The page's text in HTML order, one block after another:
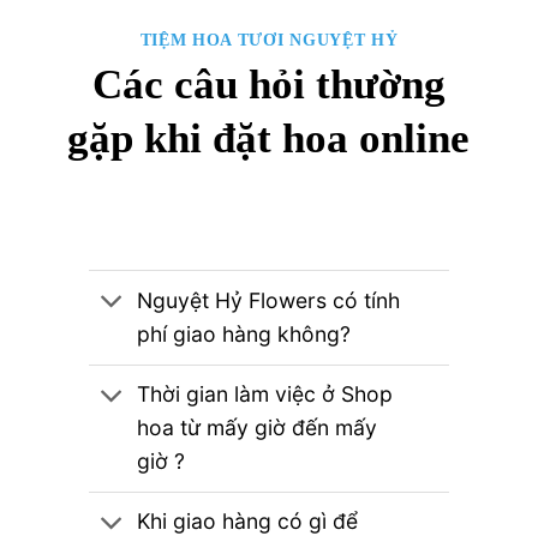
TIỆM HOA TƯƠI NGUYỆT HỶ
Các câu hỏi thường
gặp khi đặt hoa online
Nguyệt Hỷ Flowers có tính
phí giao hàng không?
Thời gian làm việc ở Shop
hoa từ mấy giờ đến mấy
giờ ?
Khi giao hàng có gì để